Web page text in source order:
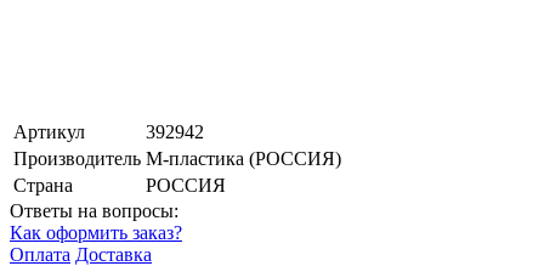
Артикул
392942
Производитель М-пластика (РОССИЯ)
Страна
РОССИЯ
Ответы на вопросы:
Как оформить заказ?
Оплата Доставка